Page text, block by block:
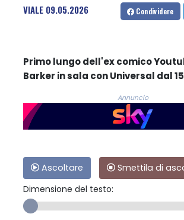
VIALE 09.05.2026 Condividere
Primo lungo dell'ex comico
Barker in sala con Universal dal
Annuncio
Ascoltare
Smettila di
Dimensione del testo: